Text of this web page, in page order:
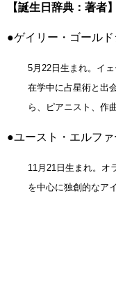
【誕生日辞典：著者】
●ゲイリー・ゴール
5月22日生まれ。イ
在学中に占星術と出
ら、ピアニスト、作
●ユースト・エルフ
11月21日生まれ。オ
を中心に独創的なア